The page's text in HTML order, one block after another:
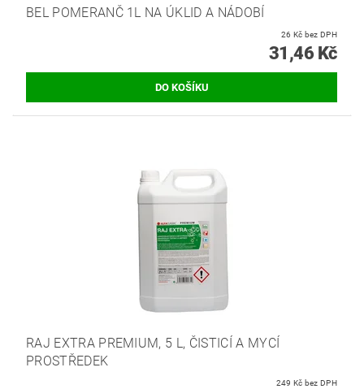
BEL POMERANČ 1L NA ÚKLID A NÁDOBÍ
26 Kč bez DPH
31,46 Kč
RAJ EXTRA PREMIUM, 5 L, ČISTICÍ A MYCÍ
PROSTŘEDEK
249 Kč bez DPH